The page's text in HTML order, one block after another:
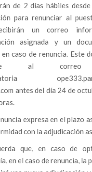
de 2 días hábiles
para renunciar al
un correo
asignada y un
caso de renuncia. Este
al
antes del día 24 de
expresa en el plazo
con la adjudicación
que, en caso de
en el caso de renuncia, la